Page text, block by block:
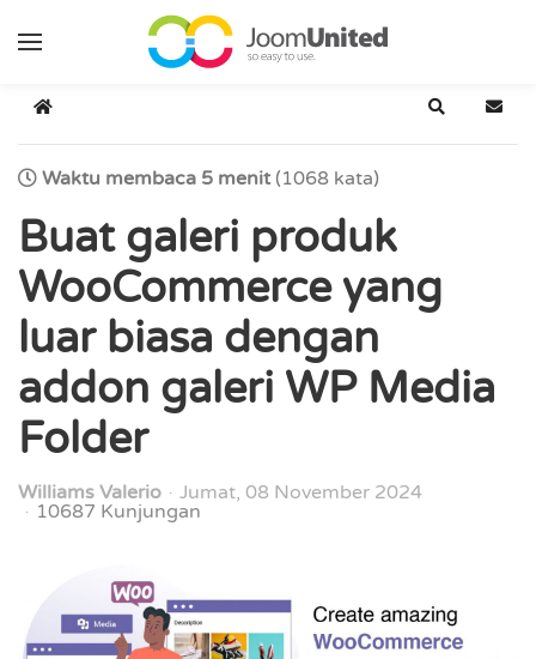
Lewati ke konten utama
Berenda Cari
Waktu membaca 5 menit (1068 kata)
Buat galeri produk
WooCommerce yang
luar biasa dengan
addon galeri WP Media
Folder
Williams Valerio
Jumat, 08 November 2024
10687 Kunjungan